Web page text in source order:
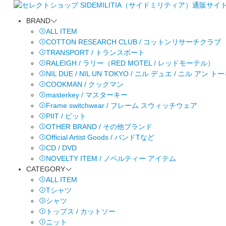
BRAND
ALL ITEM
COTTON RESEARCH CLUB / コットンリサーチクラブ
TRANSPORT / トランスポート
RALEIGH / ラリー（RED MOTEL / レッドモーテル）
NIL DUE / NIL UN TOKYO / ニル デュエ / ニル アン トー
COOKMAN / クックマン
masterkey / マスターキー
Frame switchwear / フレーム スウィッチウェア
PIIT / ピット
OTHER BRAND / その他ブランド
Official Artist Goods / バンドTなど
CD / DVD
NOVELTY ITEM / ノベルティー アイテム
CATEGORY
ALL ITEM
Tシャツ
シャツ
トップス / カットソー
ニット